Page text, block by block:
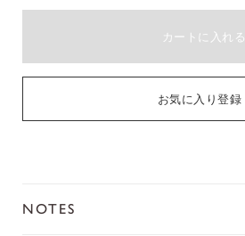
カートに入れる
お気に入り登録
NOTES